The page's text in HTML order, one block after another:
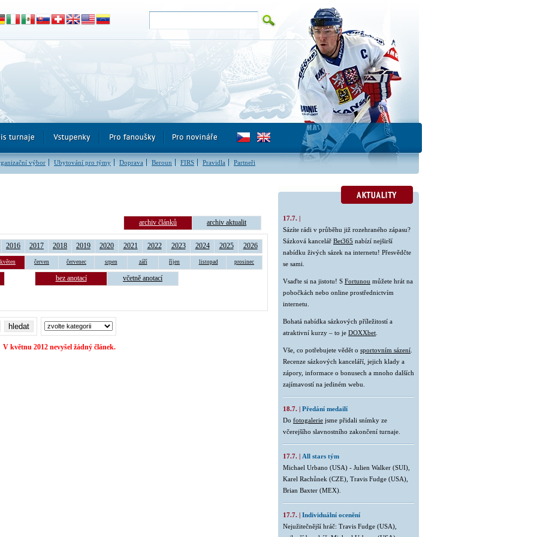
výbor Ubytování pro týmy Doprava Beroun FIRS Pravidla Partneři
archiv článků archiv aktualit
2016 2017 2018 2019 2020 2021 2022 2023 2024 2025 2026
květen červen červenec srpen září říjen listopad prosinec
bez anotací včetně anotací
V květnu 2012 nevyšel žádný článek.
17.7. |
Sázíte rádi v průběhu již rozehraného zápasu?
Sázková kancelář Bet365 nabízí nejširší
nabídku živých sázek na internetu! Přesvědčte
se sami.
Vsaďte si na jistotu! S Fortunou můžete hrát na
pobočkách nebo online prostřednictvím
internetu.
Bohatá nabídka sázkových příležitostí a
atraktivní kurzy – to je DOXXbet
Vše, co potřebujete vědět o sportovním sázení
Recenze sázkových kanceláří, jejich klady a
zápory, informace o bonusech a mnoho dalších
zajímavostí na jediném webu.
18.7. | Předání medailí
Do fotogalerie jsme přidali snímky ze
včerejšího slavnostního zakončení turnaje.
17.7. | All stars tým
Michael Urbano (USA) - Julien Walker (SUI),
Karel Rachůnek (CZE), Travis Fudge (USA),
Brian Baxter (MEX).
17.7. | Individuální ocenění
Nejužitečnější hráč: Travis Fudge (USA),